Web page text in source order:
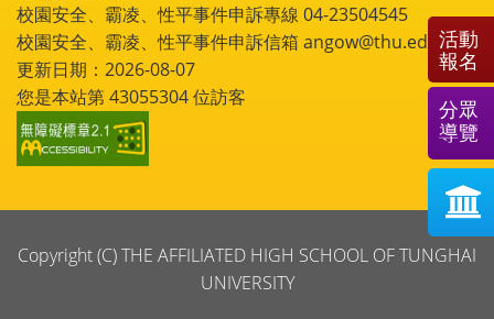
校園安全、霸凌、性平事件申訴專線 04-23504545
校園安全、霸凌、性平事件申訴信箱 angow@thu.edu.tw
更新日期：2026-08-07
您是本站第43055304位訪客
Copyright (C) THE AFFILIATED HIGH SCHOOL OF TUNGHAI
UNIVERSITY
活動
報名
分眾
導覽